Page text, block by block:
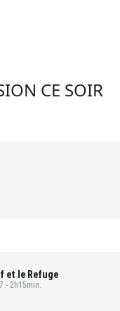
CE SOIR
et le Refuge
- 2h15min.